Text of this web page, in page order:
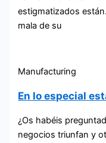
estigmatizados
mala de su
Manufacturing
En lo especial
¿Os habéis
negocios triunfan y